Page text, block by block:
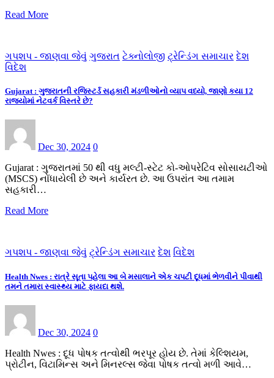
Read More
ગપશપ - જાણવા જેવું ગુજરાત ટેક્નોલોજી ટ્રેન્ડિંગ સમાચાર દેશ
વિદેશ
Gujarat : ગુજરાતની રજિસ્ટર્ડ સહકારી મંડળીઓનો વ્યાપ વધ્યો, જાણો કયા 12
રાજ્યોમાં નેટવર્ક વિસ્તરે છે?
Dec 30, 2024 0
Gujarat : ગુજરાતમાં 50 થી વધુ મલ્ટી-સ્ટેટ કો-ઓપરેટિવ સોસાયટીઓ
(MSCS) નોંધાયેલી છે અને કાર્યરત છે. આ ઉપરાંત આ તમામ
સહકારી…
Read More
ગપશપ - જાણવા જેવું ટ્રેન્ડિંગ સમાચાર દેશ વિદેશ
Health Nwes : રાત્રે સૂતા પહેલા આ બે મસાલાને એક ચપટી દૂધમાં ભેળવીને પીવાથી
તમને તમારા સ્વાસ્થ્ય માટે ફાયદા થશે.
Dec 30, 2024 0
Health Nwes : દૂધ પોષક તત્વોથી ભરપૂર હોય છે. તેમાં કેલ્શિયમ,
પ્રોટીન, વિટામિન્સ અને મિનરલ્સ જેવા પોષક તત્વો મળી આવે…